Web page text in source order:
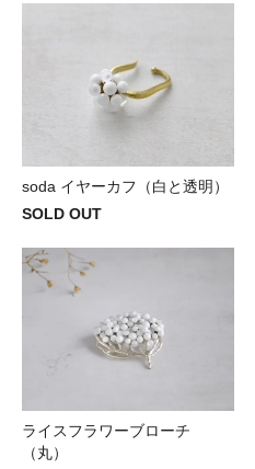
soda イヤーカフ（白と透明）
SOLD OUT
ライスフラワーブローチ
（丸）